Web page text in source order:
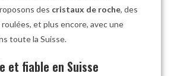
des cristaux de roche, des
et plus encore, avec une
toute la Suisse.
et fiable en Suisse